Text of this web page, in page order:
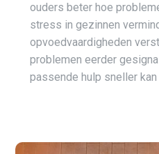
ouders beter hoe
stress in gezinnen
opvoedvaardigheden
problemen eerder
passende hulp sneller